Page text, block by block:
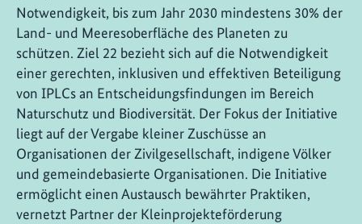
Notwendigkeit, bis zum Jahr 2030 mindestens 30% der
Land- und Meeresoberfläche des Planeten zu
schützen. Ziel 22 bezieht sich auf die Notwendigkeit
einer gerechten, inklusiven und effektiven Beteiligung
von IPLCs an Entscheidungsfindungen im Bereich
Naturschutz und Biodiversität. Der Fokus der Initiative
liegt auf der Vergabe kleiner Zuschüsse an
Organisationen der Zivilgesellschaft, indigene Völker
und gemeindebasierte Organisationen. Die Initiative
ermöglicht einen Austausch bewährter Praktiken,
vernetzt Partner der Kleinprojekteförderung